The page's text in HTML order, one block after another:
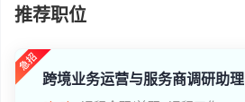
推荐职位
跨境业务运营与服务商调研助理